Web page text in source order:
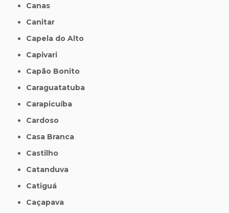
Canas
Canitar
Capela do Alto
Capivari
Capão Bonito
Caraguatatuba
Carapicuíba
Cardoso
Casa Branca
Castilho
Catanduva
Catiguá
Caçapava